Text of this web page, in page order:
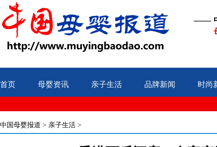
——
首页 母婴资讯 亲子生活 品牌新闻 时尚
中国母婴报道 > 亲子生活 >